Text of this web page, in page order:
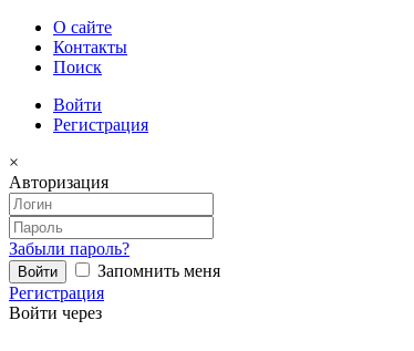
О сайте
Контакты
Поиск
Войти
Регистрация
×
Авторизация
Забыли пароль?
Запомнить меня
Регистрация
Войти через